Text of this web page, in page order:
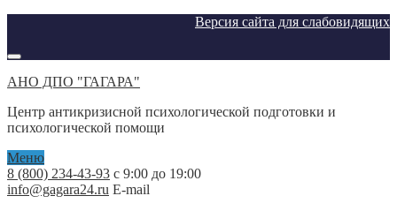
Версия сайта для слабовидящих
АНО ДПО "ГАГАРА"
Центр антикризисной психологической подготовки и
психологической помощи
Меню
8 (800) 234-43-93 с 9:00 до 19:00
info@gagara24.ru E-mail